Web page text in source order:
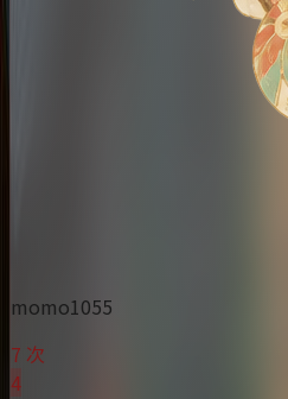
momo1055
7 次
4